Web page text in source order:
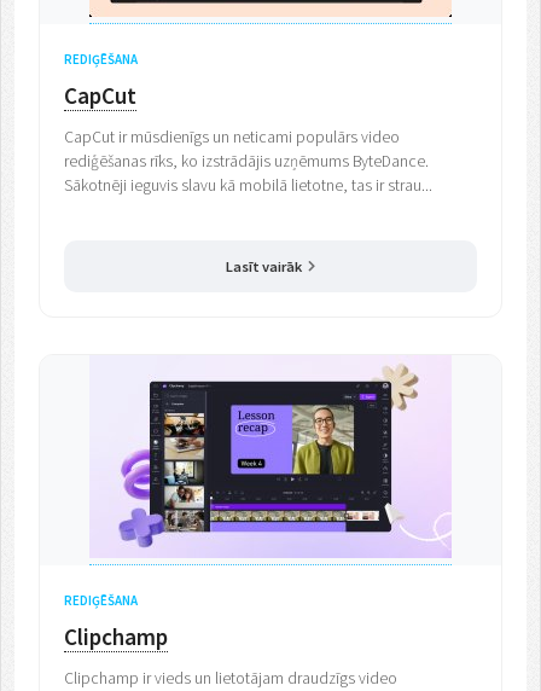
REDIĢĒŠANA
CapCut
CapCut ir mūsdienīgs un neticami populārs video
rediģēšanas rīks, ko izstrādājis uzņēmums ByteDance.
Sākotnēji ieguvis slavu kā mobilā lietotne, tas ir strau...
Lasīt vairāk
REDIĢĒŠANA
Clipchamp
Clipchamp ir vieds un lietotājam draudzīgs video